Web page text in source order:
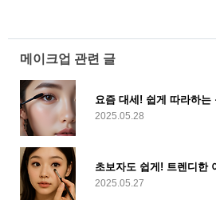
메이크업 관련 글
요즘 대세! 쉽게 따라하는
2025.05.28
초보자도 쉽게! 트렌디한
2025.05.27